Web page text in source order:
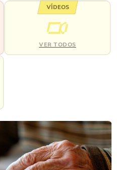
VÍDEOS
VER TODOS